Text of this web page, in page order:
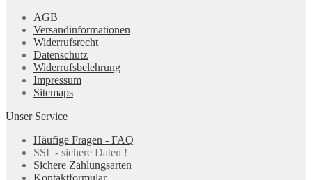
AGB
Versandinformationen
Widerrufsrecht
Datenschutz
Widerrufsbelehrung
Impressum
Sitemaps
Unser Service
Häufige Fragen - FAQ
SSL - sichere Daten !
Sichere Zahlungsarten
Kontaktformular